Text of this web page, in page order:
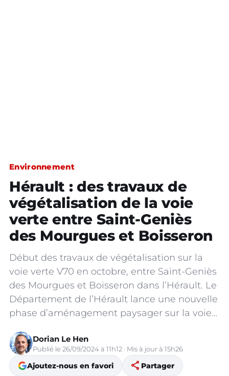
Environnement
Hérault : des travaux de
végétalisation de la voie
verte entre Saint-Geniès
des Mourgues et Boisseron
Début des travaux de végétalisation sur la
voie verte V70 en octobre, entre Saint-Geniès
des Mourgues et Boisseron dans l’Hérault. Le
Département de l’Hérault lance une nouvelle
phase d’aménagement paysager sur la voie…
Dorian Le Hen
Publié le 26/09/2024 à 11h12 · Mis à jour à 15h26
Ajoutez-nous en favori share Partager